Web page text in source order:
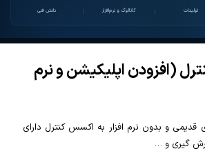
تولیدات کاتالوگ و نرم‌افزار دانش فنی
(افزودن اپلیکیشن و نرم
قدیمی و بدون نرم افزار به اکسس کنترل دارای
گیری و …